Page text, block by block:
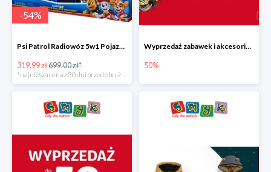
-54%
Psi Patrol Radiowóz 5w1 Pojazd ratunkowy z figurką Chase'a
319.99 zł699.00 zł*
Wyprzedaż zabawek i akcesoriów niemowlęcych w Smyku do -50%
50%